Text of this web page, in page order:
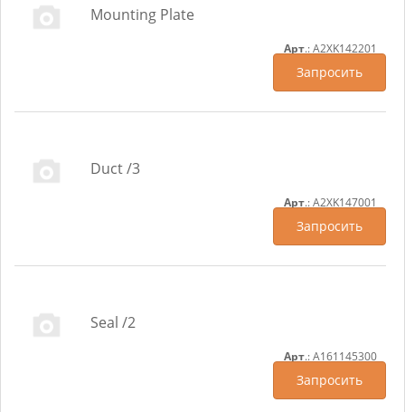
Mounting Plate
Арт.: A2XK142201
Запросить
Duct /3
Арт.: A2XK147001
Запросить
Seal /2
Арт.: A161145300
Запросить